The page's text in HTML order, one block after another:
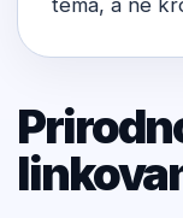
tema, a ne